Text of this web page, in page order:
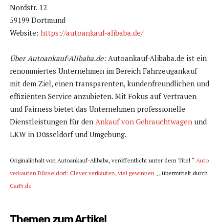
Nordstr. 12
59199 Dortmund
Website: https://autoankauf-alibaba.de/
Über Autoankauf-Alibaba.de:Autoankauf-Alibaba.de ist ein
renommiertes Unternehmen im Bereich Fahrzeugankauf
mit dem Ziel, einen transparenten, kundenfreundlichen und
effizienten Service anzubieten. Mit Fokus auf Vertrauen
und Fairness bietet das Unternehmen professionelle
Dienstleistungen für den Ankauf von Gebrauchtwagen und
LKW in Düsseldorf und Umgebung.
Originalinhalt von Autoankauf-Alibaba, veröffentlicht unter dem Titel “ Auto
verkaufen Düsseldorf: Clever verkaufen, viel gewinnen „, übermittelt durch
CarPr.de
Themen zum Artikel